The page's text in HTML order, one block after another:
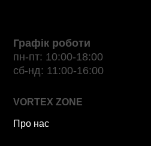
Графік роботи
пн-пт: 10:00-18:00
сб-нд: 11:00-16:00
VORTEX ZONE
Про нас